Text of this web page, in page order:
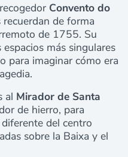
Convento do
de forma
de 1755. Su
más singulares
para imaginar cómo era
al Mirador de Santa
de hierro, para
del centro
sobre la Baixa y el